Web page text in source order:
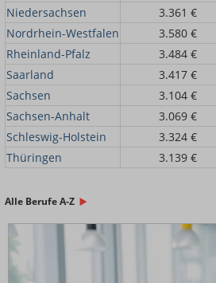
Niedersachsen
3.361 €
Nordrhein-Westfalen
3.580 €
Rheinland-Pfalz
3.484 €
Saarland
3.417 €
Sachsen
3.104 €
Sachsen-Anhalt
3.069 €
Schleswig-Holstein
3.324 €
Thüringen
3.139 €
Alle Berufe A-Z